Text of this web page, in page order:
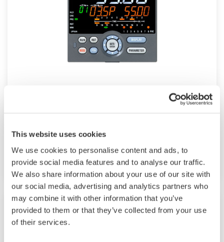
This website uses cookies
We use cookies to personalise content and ads, to
provide social media features and to analyse our traffic.
We also share information about your use of our site with
our social media, advertising and analytics partners who
may combine it with other information that you’ve
provided to them or that they’ve collected from your use
of their services.
UP55A是一款新发布的1/4 DIN尺寸程序控制器，
还包括梯形图顺控功能。